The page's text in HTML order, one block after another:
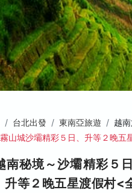
台北出發 東南亞旅遊
越
山城沙壩精彩５日、升等２晚五
南秘境～沙壩精彩５
升等２晚五星渡假村<